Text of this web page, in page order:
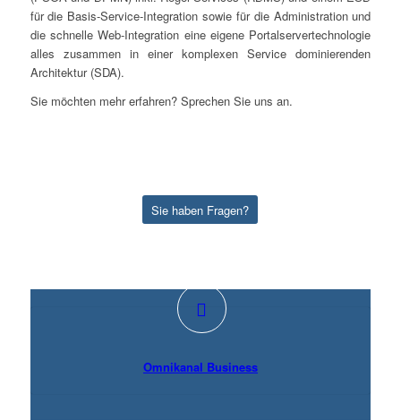
für die Basis-Service-Integration sowie für die Administration und
die schnelle Web-Integration eine eigene Portalservertechnologie
alles zusammen in einer komplexen Service dominierenden
Architektur (SDA).
Sie möchten mehr erfahren? Sprechen Sie uns an.
Sie haben Fragen?
Omnikanal Business